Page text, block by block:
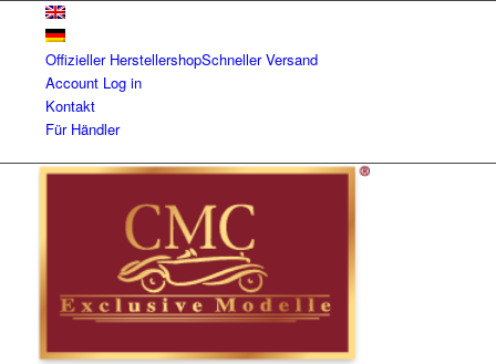
Offizieller HerstellershopSchneller Versand
Account Log in
Kontakt
Für Händler